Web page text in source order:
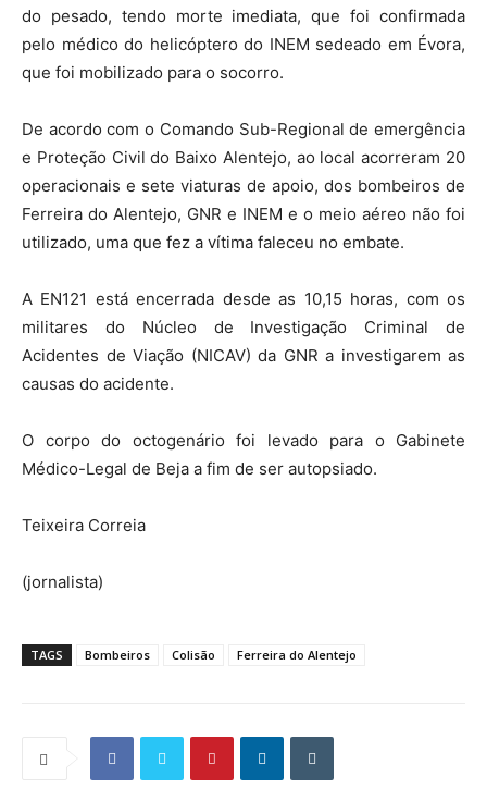
do pesado, tendo morte imediata, que foi confirmada
pelo médico do helicóptero do INEM sedeado em Évora,
que foi mobilizado para o socorro.
De acordo com o Comando Sub-Regional de emergência
e Proteção Civil do Baixo Alentejo, ao local acorreram 20
operacionais e sete viaturas de apoio, dos bombeiros de
Ferreira do Alentejo, GNR e INEM e o meio aéreo não foi
utilizado, uma que fez a vítima faleceu no embate.
A EN121 está encerrada desde as 10,15 horas, com os
militares do Núcleo de Investigação Criminal de
Acidentes de Viação (NICAV) da GNR a investigarem as
causas do acidente.
O corpo do octogenário foi levado para o Gabinete
Médico-Legal de Beja a fim de ser autopsiado.
Teixeira Correia
(jornalista)
TAGS Bombeiros Colisão Ferreira do Alentejo